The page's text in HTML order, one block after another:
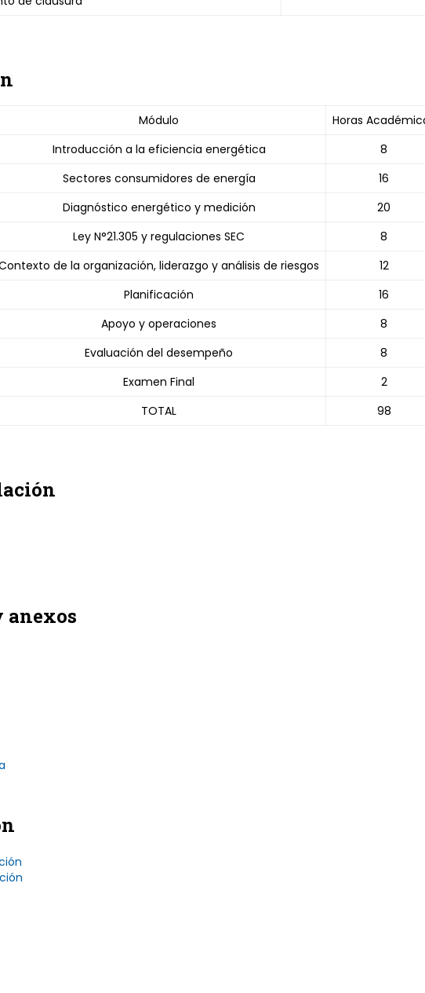
Módulo Horas
Introducción a la eficiencia energética 8
Sectores consumidores de energía 16
Diagnóstico energético y medición 20
Ley N°21.305 y regulaciones SEC 8
de la organización, liderazgo y análisis de riesgos 12
Planificación 16
Apoyo y operaciones 8
Evaluación del desempeño 8
Examen Final 2
TOTAL
98
anexos